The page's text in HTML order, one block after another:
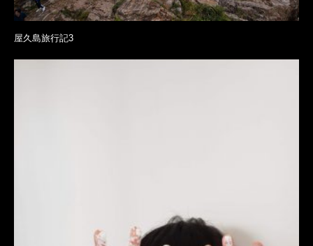
屋久島旅行記3